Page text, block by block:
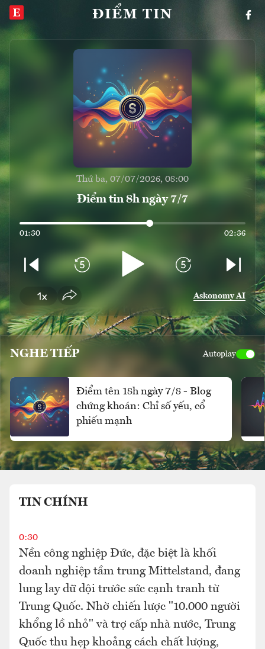
ĐIỂM TIN
Thứ ba, 07/07/2026, 08:00
Điểm tin 8h ngày 7/7
01:30 02:36
Askonomy AI
NGHE TIẾP Autoplay
Điểm tên 18h ngày 7/8 - Blog
chứng khoán: Chỉ số yếu, cổ
phiếu mạnh
TIN CHÍNH
0:30
Nền công nghiệp Đức, đặc biệt là khối
doanh nghiệp tầm trung Mittelstand, đang
lung lay dữ dội trước sức cạnh tranh từ
Trung Quốc. Nhờ chiến lược "10.000 người
khổng lồ nhỏ" và trợ cấp nhà nước, Trung
Quốc thu hẹp khoảng cách chất lượng,